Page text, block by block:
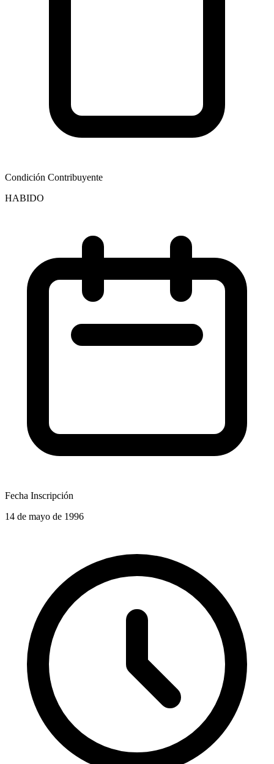
Condición Contribuyente
HABIDO
Fecha Inscripción
14 de mayo de 1996